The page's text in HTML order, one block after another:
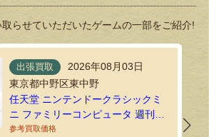
らせていただいたゲームの一部をご紹介!
出張買取
2026年08月03日
東京都中野区東中野
任天堂 ニンテンドークラシックミ
ニ ファミリーコンピュータ 週刊少
年ジャンプ創刊50周年記念バージ